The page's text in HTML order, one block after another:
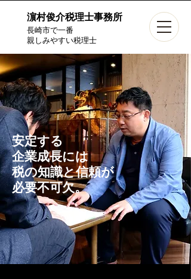
濵村俊介税理士事務所
長崎市で一番
親しみやすい税理士
安定する
企業成長には
税の知識と信頼が
必要不可欠。